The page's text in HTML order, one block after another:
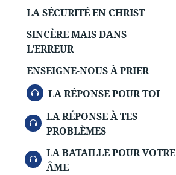
LA SÉCURITÉ EN CHRIST
SINCÈRE MAIS DANS
L’ERREUR
ENSEIGNE-NOUS À PRIER
AUDIOLA RÉPONSE POUR TOI
AUDIO
LA RÉPONSE À TES
PROBLÈMES
AUDIO
LA BATAILLE POUR VOTRE
ÂME